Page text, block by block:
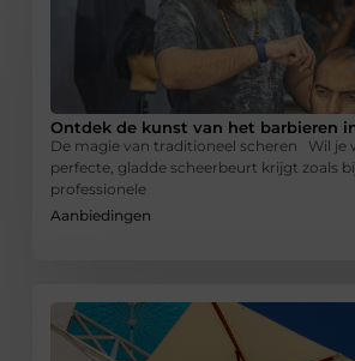
Ontdek de kunst van het barbieren
De magie van traditioneel scheren Wil je
perfecte, gladde scheerbeurt krijgt zoals
professionele
Aanbiedingen